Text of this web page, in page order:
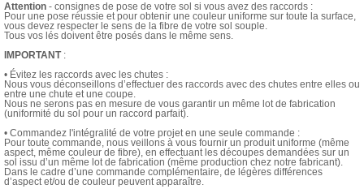
Attention - consignes de pose de votre sol si vous avez des raccords :
Pour une pose réussie et pour obtenir une couleur uniforme sur toute la surface,
vous devez respecter le sens de la fibre de votre sol souple.
Tous vos lés doivent être posés dans le même sens.
IMPORTANT:
• Évitez les raccords avec les chutes :
Nous vous déconseillons d’effectuer des raccords avec des chutes entre elles ou
entre une chute et une coupe.
Nous ne serons pas en mesure de vous garantir un même lot de fabrication
(uniformité du sol pour un raccord parfait).
• Commandez l'intégralité de votre projet en une seule commande :
Pour toute commande, nous veillons à vous fournir un produit uniforme (même
aspect, même couleur de fibre), en effectuant les découpes demandées sur un
sol issu d’un même lot de fabrication (même production chez notre fabricant).
Dans le cadre d’une commande complémentaire, de légères différences
d’aspect et/ou de couleur peuvent apparaître.